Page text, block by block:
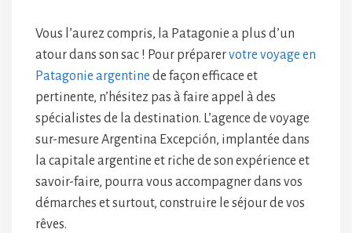
Vous l’aurez compris, la Patagonie a plus d’un
atour dans son sac ! Pour préparervotre voyage en
Patagonie argentine de façon efficace et
pertinente, n’hésitez pas à faire appel à des
spécialistes de la destination. L’agence de voyage
sur-mesure Argentina Excepción, implantée dans
la capitale argentine et riche de son expérience et
savoir-faire, pourra vous accompagner dans vos
démarches et surtout, construire le séjour de vos
rêves.